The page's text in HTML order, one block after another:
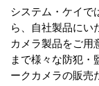
システム・ケイで
ら、自社製品にい
カメラ製品をご用
まで様々な防犯・
ークカメラの販売